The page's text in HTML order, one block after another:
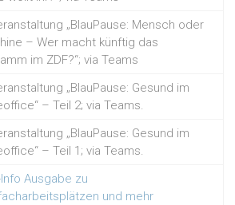
„BlauPause: Mensch oder
– Wer macht künftig das
im ZDF?“; via Teams
„BlauPause: Gesund im
– Teil 2; via Teams.
„BlauPause: Gesund im
– Teil 1; via Teams.
Info Ausgabe zu
und mehr